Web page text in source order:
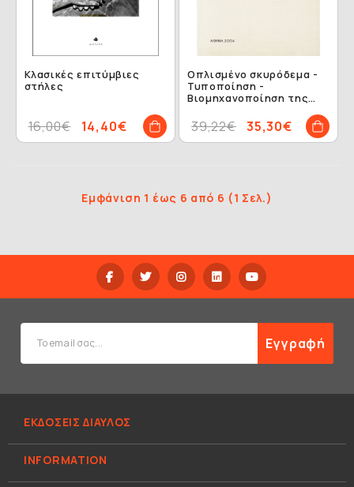
Κλασικές επιτύμβιες
στήλες
14,40€
16,00€
Οπλισμένο σκυρόδεμα -
Τυποποίηση -
Βιομηχανοποίηση της
προστασία35,30€
39,22€
Εμφάνιση 1 έως 6 από 6 (1 Σελ.)
Εγγραφή
ΕΚΔΟΣΕΙΣ ΔΙΑΥΛΟΣ
INFORMATION